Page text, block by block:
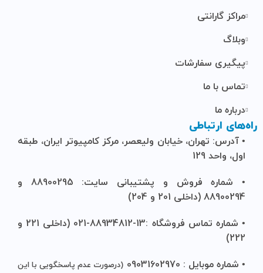
مراکز گارانتی
وبلاگ
پیگیری سفارشات
تماس با ما
درباره ما
راه‌های ارتباطی
• آدرس: تهران، خیابان ولیعصر، مرکز کامپیوتر ایران، طبقه
اول، واحد 129
• شماره فروش و پشتیبانی سایت: 88900295 و
88900294 (داخلی 201 و 204)
• شماره تماس فروشگاه :13-88934812-021 (داخلی 221 و
222)
• شماره موبایل : 09031602970
(درصورت عدم پاسخگویی با این